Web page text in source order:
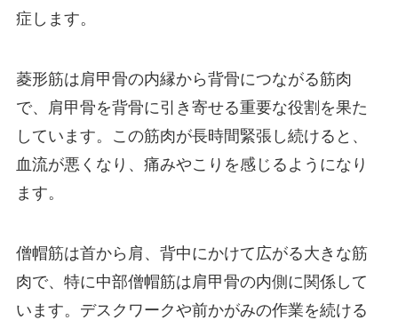
症します。
菱形筋は肩甲骨の内縁から背骨につながる筋肉
で、肩甲骨を背骨に引き寄せる重要な役割を果た
しています。この筋肉が長時間緊張し続けると、
血流が悪くなり、痛みやこりを感じるようになり
ます。
僧帽筋は首から肩、背中にかけて広がる大きな筋
肉で、特に中部僧帽筋は肩甲骨の内側に関係して
います。デスクワークや前かがみの作業を続ける